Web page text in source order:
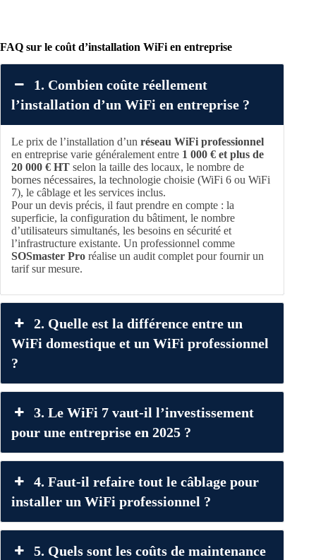
FAQ sur le coût d’installation WiFi en entreprise
1. Combien coûte réellement
l’installation d’un WiFi en entreprise ?
Le prix de l’installation d’un réseau WiFi professionnel
en entreprise varie généralement entre 1 000 € et plus de
20 000 € HT selon la taille des locaux, le nombre de
bornes nécessaires, la technologie choisie (WiFi 6 ou WiFi
7), le câblage et les services inclus.
Pour un devis précis, il faut prendre en compte : la
superficie, la configuration du bâtiment, le nombre
d’utilisateurs simultanés, les besoins en sécurité et
l’infrastructure existante. Un professionnel comme
SOSmaster Pro réalise un audit complet pour fournir un
tarif sur mesure.
2. Quelle est la différence entre un
WiFi domestique et un WiFi professionnel
?
3. Le WiFi 7 vaut-il l’investissement
pour une entreprise en 2025 ?
4. Faut-il refaire tout le câblage pour
installer un WiFi professionnel ?
5. Quels sont les coûts de maintenance